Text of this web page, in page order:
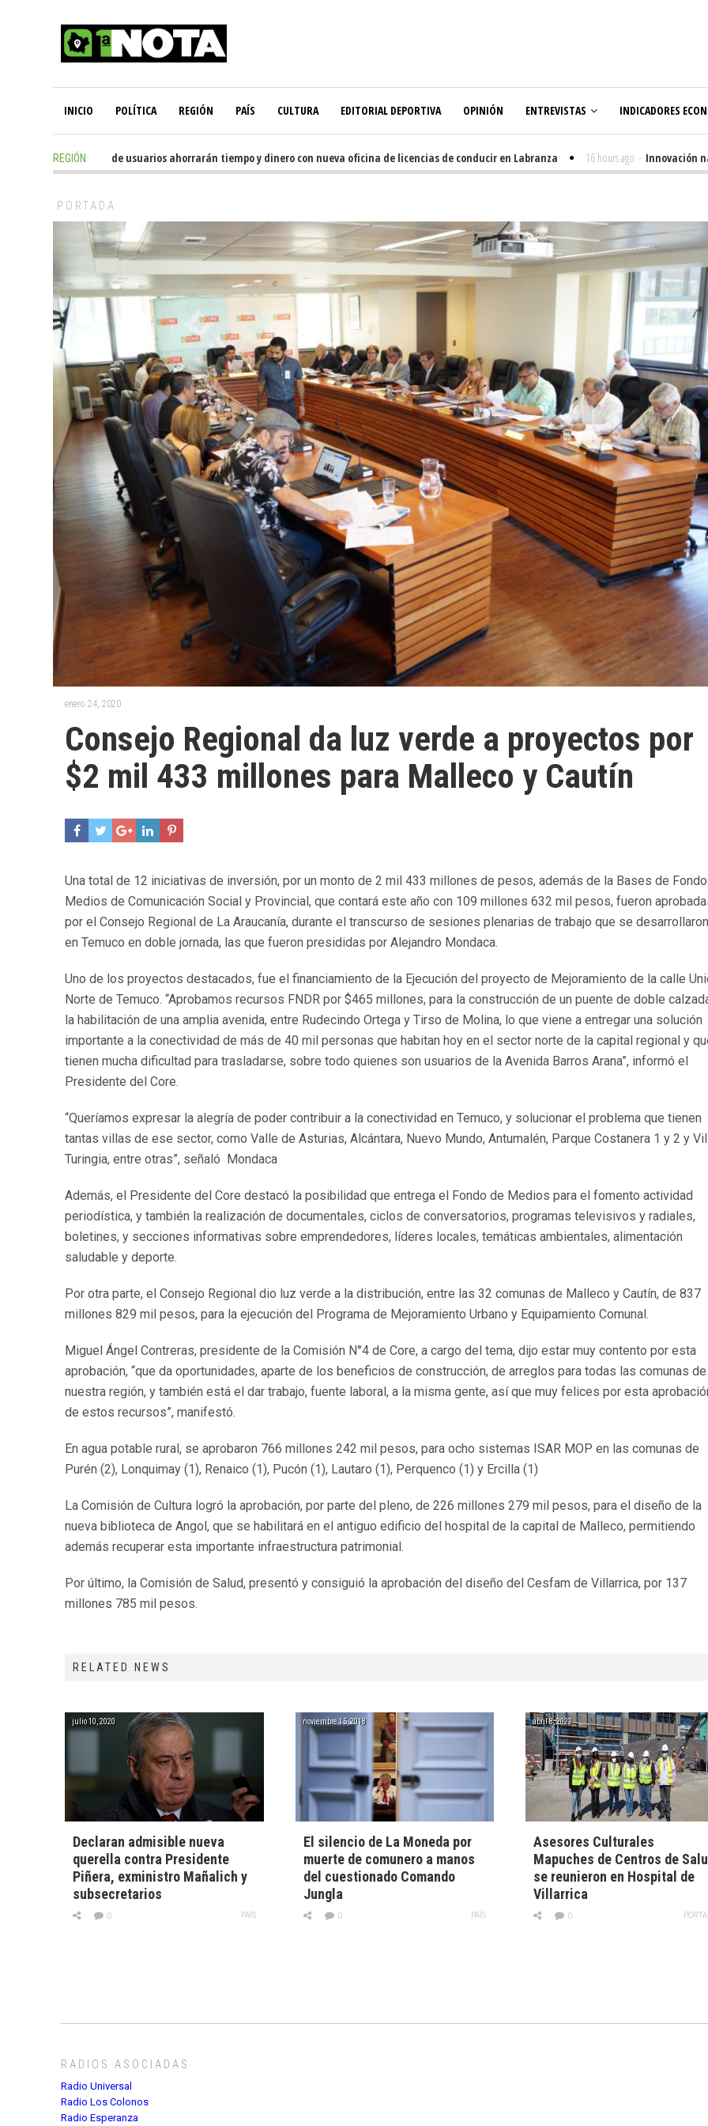
INICIO POLÍTICA REGIÓN PAÍS CULTURA EDITORIAL DEPORTIVA OPINIÓN ENTREVISTAS INDICADORES
REGIÓN
16 hours ago - Miles de usuarios ahorrarán tiempo y dinero con nueva oficina de licencias de conducir en Labranza 16 hours ago - Innovación
PORTADA
enero 24, 2020
Consejo Regional da luz verde a proyectos por
$2 mil 433 millones para Malleco y Cautín
Una total de 12 iniciativas de inversión, por un monto de 2 mil 433 millones de pesos, además de la Bases de
Medios de Comunicación Social y Provincial, que contará este año con 109 millones 632 mil pesos, fueron
por el Consejo Regional de La Araucanía, durante el transcurso de sesiones plenarias de trabajo que se desarrollaron
en Temuco en doble jornada, las que fueron presididas por Alejandro Mondaca.
Uno de los proyectos destacados, fue el financiamiento de la Ejecución del proyecto de Mejoramiento de la calle
Norte de Temuco. “Aprobamos recursos FNDR por $465 millones, para la construcción de un puente de doble
la habilitación de una amplia avenida, entre Rudecindo Ortega y Tirso de Molina, lo que viene a entregar una solución
importante a la conectividad de más de 40 mil personas que habitan hoy en el sector norte de la capital regional y
tienen mucha dificultad para trasladarse, sobre todo quienes son usuarios de la Avenida Barros Arana”, informó el
Presidente del Core.
“Queríamos expresar la alegría de poder contribuir a la conectividad en Temuco, y solucionar el problema que tienen
tantas villas de ese sector, como Valle de Asturias, Alcántara, Nuevo Mundo, Antumalén, Parque Costanera 1 y 2 y
Turingia, entre otras”, señaló Mondaca
Además, el Presidente del Core destacó la posibilidad que entrega el Fondo de Medios para el fomento actividad
periodística, y también la realización de documentales, ciclos de conversatorios, programas televisivos y radiales,
boletines, y secciones informativas sobre emprendedores, líderes locales, temáticas ambientales, alimentación
saludable y deporte.
Por otra parte, el Consejo Regional dio luz verde a la distribución, entre las 32 comunas de Malleco y Cautín, de 837
millones 829 mil pesos, para la ejecución del Programa de Mejoramiento Urbano y Equipamiento Comunal.
Miguel Ángel Contreras, presidente de la Comisión N°4 de Core, a cargo del tema, dijo estar muy contento por esta
aprobación, “que da oportunidades, aparte de los beneficios de construcción, de arreglos para todas las comunas de
nuestra región, y también está el dar trabajo, fuente laboral, a la misma gente, así que muy felices por esta
de estos recursos”, manifestó.
En agua potable rural, se aprobaron 766 millones 242 mil pesos, para ocho sistemas ISAR MOP en las comunas de
Purén (2), Lonquimay (1), Renaico (1), Pucón (1), Lautaro (1), Perquenco (1) y Ercilla (1)
La Comisión de Cultura logró la aprobación, por parte del pleno, de 226 millones 279 mil pesos, para el diseño de la
nueva biblioteca de Angol, que se habilitará en el antiguo edificio del hospital de la capital de Malleco, permitiendo
además recuperar esta importante infraestructura patrimonial.
Por último, la Comisión de Salud, presentó y consiguió la aprobación del diseño del Cesfam de Villarrica, por 137
millones 785 mil pesos.
RELATED NEWS
julio 10, 2020
Declaran admisible nueva
querella contra Presidente
Piñera, exministro Mañalich y
subsecretarios
PAÍS
0
noviembre 15, 2018
El silencio de La Moneda por
muerte de comunero a manos
del cuestionado Comando
Jungla
PAÍS
0
abril 8, 2022
Asesores Culturales
Mapuches de Centros de
se reunieron en Hospital de
Villarrica
0
RADIOS ASOCIADAS
Radio Universal
Radio Los Colonos
Radio Esperanza